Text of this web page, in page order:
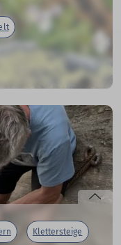
Hütte in den
musste der
Klettersteige